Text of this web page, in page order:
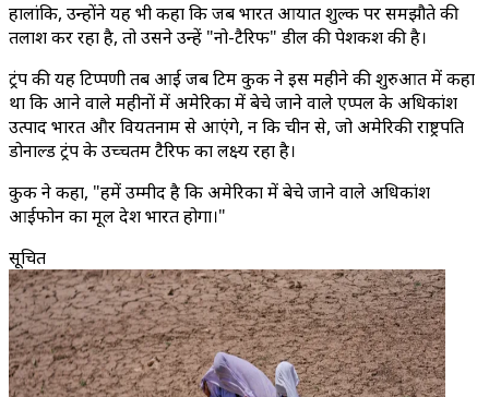
हालांकि, उन्होंने यह भी कहा कि जब भारत आयात शुल्क पर समझौते की
तलाश कर रहा है, तो उसने उन्हें "नो-टैरिफ" डील की पेशकश की है।
ट्रंप की यह टिप्पणी तब आई जब टिम कुक ने इस महीने की शुरुआत में कहा
था कि आने वाले महीनों में अमेरिका में बेचे जाने वाले एप्पल के अधिकांश
उत्पाद भारत और वियतनाम से आएंगे, न कि चीन से, जो अमेरिकी राष्ट्रपति
डोनाल्ड ट्रंप के उच्चतम टैरिफ का लक्ष्य रहा है।
कुक ने कहा, "हमें उम्मीद है कि अमेरिका में बेचे जाने वाले अधिकांश
आईफोन का मूल देश भारत होगा।"
सूचित